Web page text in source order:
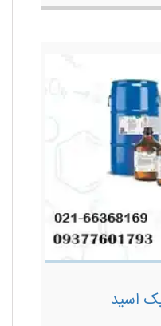
اسید